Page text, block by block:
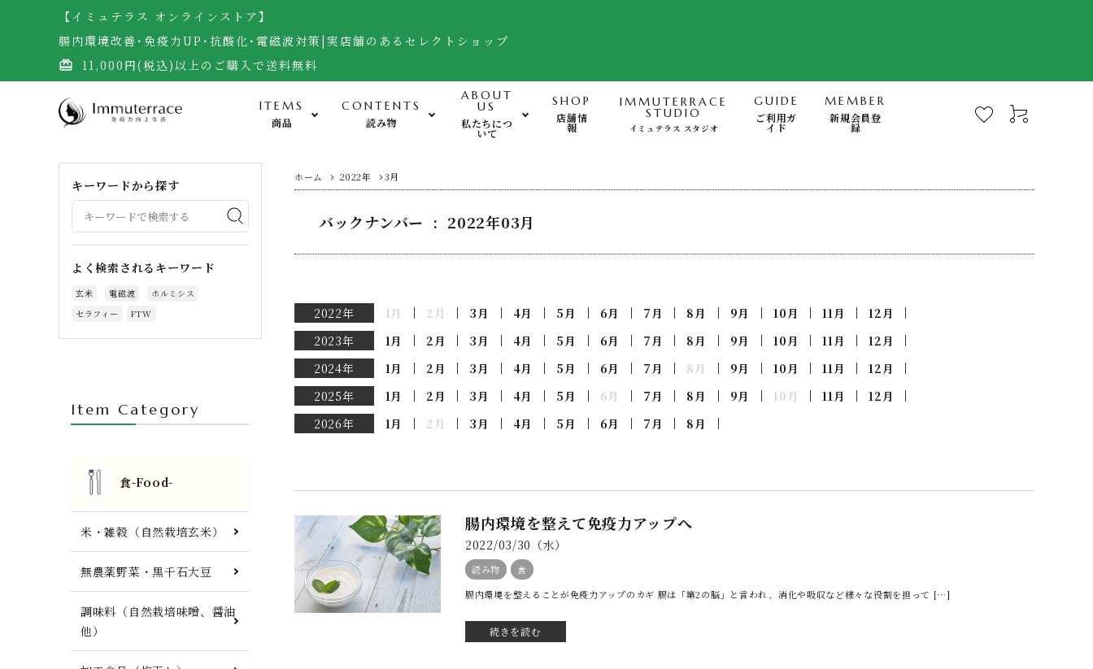
【イミュテラス オンラインストア】
腸内環境改善･免疫力UP･抗酸化･電磁波対策|実店舗のあるセレクトショップ
card_giftcard 11,000円(税込)以上のご購入で送料無料
ITEMS
商品
食-Food-
米・雑穀（自然栽培玄米）
無農薬野菜・黒千石大豆
調味料（自然栽培味噌、醤油他）
FTWプレート・調理器具他
運動-Exercise-
バランスボード・ヒモトレ他
書籍
日用品（無添加洗剤、歯磨き他）
CONTENTS
読み物
ABOUT
US
私たちにつ
いて
SHOP
店舗情
報
IMMUTERRACE
STUDIO
イミュテラス スタジオ
GUIDE
ご利用ガ
イド
MEMBER
新規会員登
録
ホーム 2022年 3月
バックナンバー : 2022年03月
2022年 1月 2月 3月 4月 5月 6月 7月 8月 9月 10月 11月
12月
2023年
1月 2月 3月 4月 5月 6月 7月 8月 9月 10月 11月
12月
2024年
1月 2月 3月 4月 5月 6月 7月 8月 9月 10月 11月
12月
2025年
1月 2月 3月 4月 5月 6月 7月 8月 9月 10月 11月
12月
2026年
1月 2月 3月 4月 5月 6月 7月 8月
腸内環境を整えて免疫力アップへ
2022/03/30（水）
読み物
食
腸内環境を整えることが免疫力アップのカギ 腸は「第2の脳」と⾔われ、消化や吸収など様々な役割を担って […]
続きを読む
キーワードから探す
よく検索されるキーワード
玄米 電磁波
ホルミシス
セラフィー
FTW
Item Category
食-Food-
米・雑穀（自然栽培玄米）
無農薬野菜・黒千石大豆
調味料（自然栽培味噌、醤油
他）